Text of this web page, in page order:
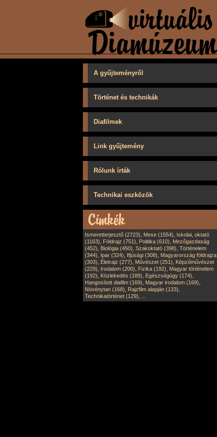
A gyűjteményről
Történet és technikák
Diafilmek
Link gyűjtemény
Rólunk írták
Technikai eszközök
Ismeretterjesztő (2723), Mese (1554), Iskolai, oktató
(1163), Földrajz (751), Politika (610), Mezőgazdaság
(452), Biológia (450), Szakoktató (398), Történelem
(344), Ipar (324), Ifjúsági (308), Magyarország földrajza
(303), Életrajz (277), Művészet (251), Képzőművészet
(229), Irodalom (200), Fizika (192), Magyar történelem
(192), Közlekedés (189), Egészségügy (174),
Hangosított diafilm (169), Magyar irodalom (169),
Növénytan (168), Rajzfilm alapján (133),
Technikatörténet (129),